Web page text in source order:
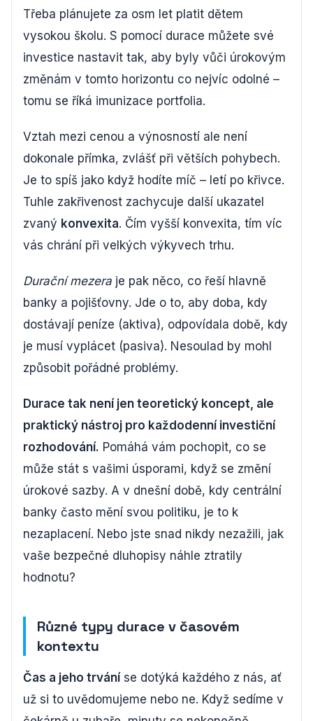
Třeba plánujete za osm let platit dětem
vysokou školu. S pomocí durace můžete své
investice nastavit tak, aby byly vůči úrokovým
změnám v tomto horizontu co nejvíc odolné –
tomu se říká imunizace portfolia.
Vztah mezi cenou a výnosností ale není
dokonale přímka, zvlášť při větších pohybech.
Je to spíš jako když hodíte míč – letí po křivce.
Tuhle zakřivenost zachycuje další ukazatel
zvaný konvexita. Čím vyšší konvexita, tím víc
vás chrání při velkých výkyvech trhu.
Durační mezera je pak něco, co řeší hlavně
banky a pojišťovny. Jde o to, aby doba, kdy
dostávají peníze (aktiva), odpovídala době, kdy
je musí vyplácet (pasiva). Nesoulad by mohl
způsobit pořádné problémy.
Durace tak není jen teoretický koncept, ale
praktický nástroj pro každodenní investiční
rozhodování. Pomáhá vám pochopit, co se
může stát s vašimi úsporami, když se změní
úrokové sazby. A v dnešní době, kdy centrální
banky často mění svou politiku, je to k
nezaplacení. Nebo jste snad nikdy nezažili, jak
vaše bezpečné dluhopisy náhle ztratily
hodnotu?
Různé typy durace v časovém
kontextu
Čas a jeho trvání se dotýká každého z nás, ať
už si to uvědomujeme nebo ne. Když sedíme v